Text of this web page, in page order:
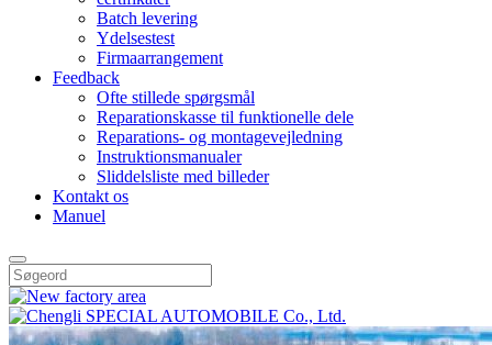
Batch levering
Ydelsestest
Firmaarrangement
Feedback
Ofte stillede spørgsmål
Reparationskasse til funktionelle dele
Reparations- og montagevejledning
Instruktionsmanualer
Sliddelsliste med billeder
Kontakt os
Manuel